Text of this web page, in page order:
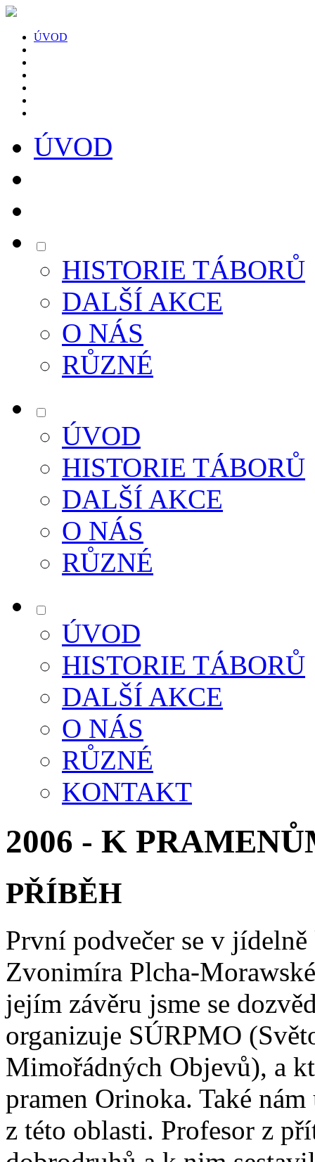
ÚVOD
ÚVOD
HISTORIE TÁBORŮ
DALŠÍ AKCE
O NÁS
RŮZNÉ
ÚVOD
HISTORIE TÁBORŮ
DALŠÍ AKCE
O NÁS
RŮZNÉ
ÚVOD
HISTORIE TÁBORŮ
DALŠÍ AKCE
O NÁS
RŮZNÉ
KONTAKT
2006 - K
PŘÍBĚH
První podvečer se v
Zvonimíra Plcha-
jejím závěru jsme se
organizuje SÚRPMO
Mimořádných Objevů), a
pramen Orinoka. Také
z této oblasti. Profesor z